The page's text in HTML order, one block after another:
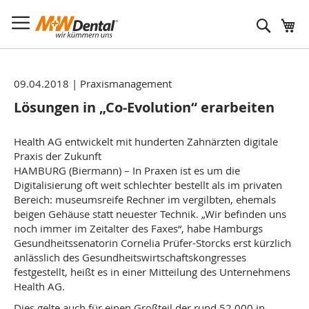
Suche
09.04.2018 | Praxismanagement
Lösungen in „Co-Evolution“ erarbeiten
Health AG entwickelt mit hunderten Zahnärzten digitale
Praxis der Zukunft
HAMBURG (Biermann) – In Praxen ist es um die
Digitalisierung oft weit schlechter bestellt als im privaten
Bereich: museumsreife Rechner im vergilbten, ehemals
beigen Gehäuse statt neuester Technik. „Wir befinden uns
noch immer im Zeitalter des Faxes“, habe Hamburgs
Gesundheitssenatorin Cornelia Prüfer-Storcks erst kürzlich
anlässlich des Gesundheitswirtschaftskongresses
festgestellt, heißt es in einer Mitteilung des Unternehmens
Health AG.